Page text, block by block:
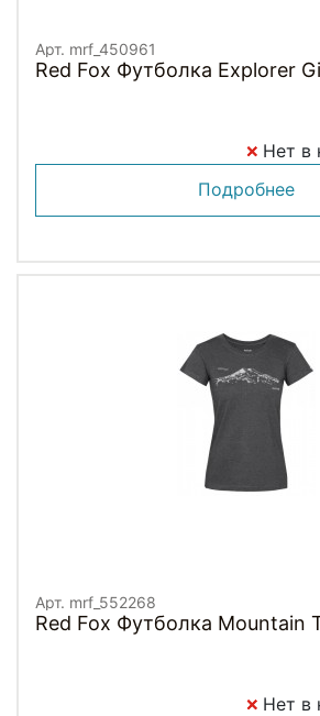
Арт. mrf_450961
Red Fox Футболка Explorer
Нет в
Подробнее
Арт. mrf_552268
Red Fox Футболка Mountain
Нет в